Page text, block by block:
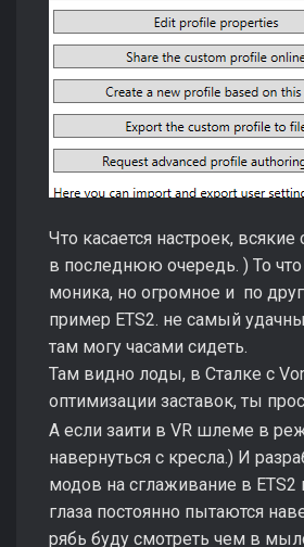
Что касается настроек,
в последнюю очередь. ) То
моника, но огромное и по
пример ETS2. не самый
там могу часами сидеть.
Там видно лоды, в Сталке с
оптимизации заставок, ты
А если заити в VR шлеме в
навернуться с кресла.) И
модов на сглаживание в ETS2
глаза постоянно пытаются
рябь буду смотреть чем в